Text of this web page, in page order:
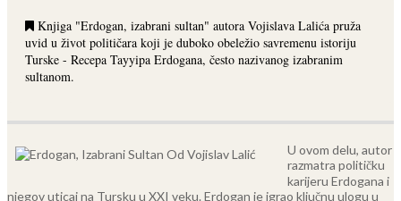
Knjiga "Erdogan, izabrani sultan" autora Vojislava Lalića pruža
uvid u život političara koji je duboko obeležio savremenu istoriju
Turske - Recepa Tayyipa Erdogana, često nazivanog izabranim
sultanom.
U ovom delu, autor
razmatra političku
karijeru Erdogana i
njegov uticaj na Tursku u XXI veku. Erdogan je igrao ključnu ulogu u